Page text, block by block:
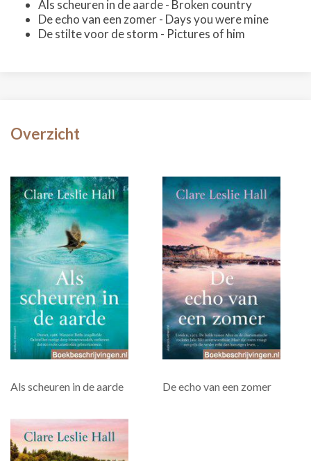
Als scheuren in de aarde - Broken country
De echo van een zomer - Days you were mine
De stilte voor de storm - Pictures of him
Overzicht
Als scheuren in de aarde De echo van een zomer